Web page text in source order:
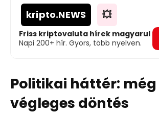
kripto.NEWS 💥
Friss kriptovaluta hírek magyarul
Napi 200+ hír. Gyors, több nyelven.
Politikai háttér:
végleges döntés